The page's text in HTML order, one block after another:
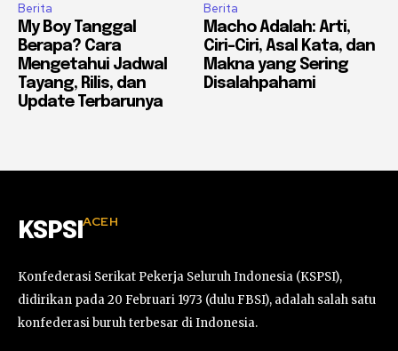
Berita
My Boy Tanggal
Berapa? Cara
Mengetahui Jadwal
Tayang, Rilis, dan
Update Terbarunya
Berita
Macho Adalah: Arti,
Ciri-Ciri, Asal Kata, dan
Makna yang Sering
Disalahpahami
KSPSIACEH
Konfederasi Serikat Pekerja Seluruh Indonesia (KSPSI),
didirikan pada 20 Februari 1973 (dulu FBSI), adalah salah satu
konfederasi buruh terbesar di Indonesia.